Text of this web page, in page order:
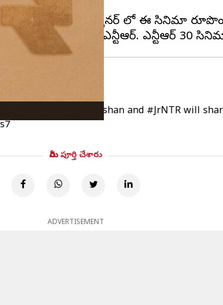
యష్ రాజ్ ఫిలిమ్స్ బ్యానర్ లో ఈ సినిమా
#HrithikRoshan and #JrNTR will
మీరు పూర్తి చేశారు
ADVERTISEMENT